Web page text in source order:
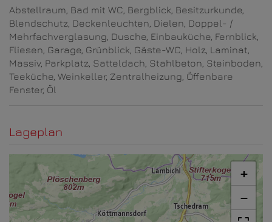
Abstellraum Bad mit WC Bergblick Besitzurkunde
Blendschutz Deckenleuchten Dielen Doppel- /
Mehrfachverglasung Dusche Einbauküche Fernblick
Fliesen Garage Grünblick Gäste-WC Holz Laminat
Massiv Parkplatz Satteldach Stahlbeton Steinboden
Teeküche Weinkeller Zentralheizung Öffenbare
Fenster Öl
Lageplan
+
−